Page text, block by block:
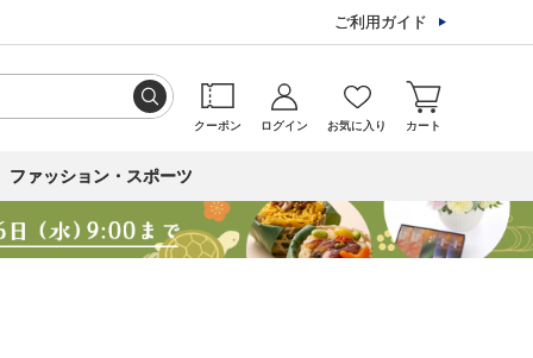
ご利用ガイド
クーポン ログイン お気に入り カート
ファッション・スポーツ